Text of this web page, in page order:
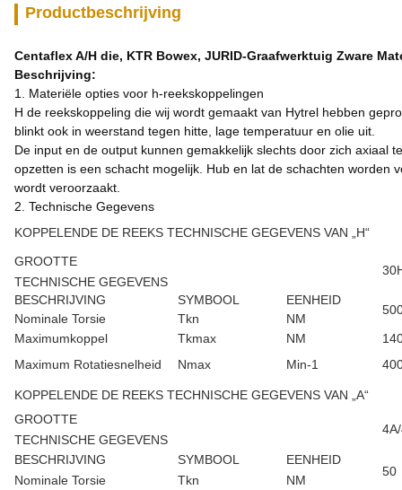
Productbeschrijving
Centaflex A/H die, KTR Bowex, JURID-Graafwerktuig Zware
Beschrijving:
1. Materiële opties voor h-reekskoppelingen
H de reekskoppeling die wij wordt gemaakt van Hytrel hebben
blinkt ook in weerstand tegen hitte, lage temperatuur en olie uit.
De input en de output kunnen gemakkelijk slechts door zich axiaal
opzetten is een schacht mogelijk. Hub en lat de schachten
wordt veroorzaakt.
2. Technische Gegevens
KOPPELENDE DE REEKS TECHNISCHE GEGEVENS VAN „H“
GROOTTE
TECHNISCHE GEGEVENS
BESCHRIJVING
SYMBOOL EENHEID
Nominale Torsie Tkn
NM
Maximumkoppel
Tkmax NM
Maximum Rotatiesnelheid
Nmax Min-1
KOPPELENDE DE REEKS TECHNISCHE GEGEVENS VAN „A“
GROOTTE
TECHNISCHE GEGEVENS
BESCHRIJVING
SYMBOOL
EENHEID
50
Nominale Torsie Tkn
NM